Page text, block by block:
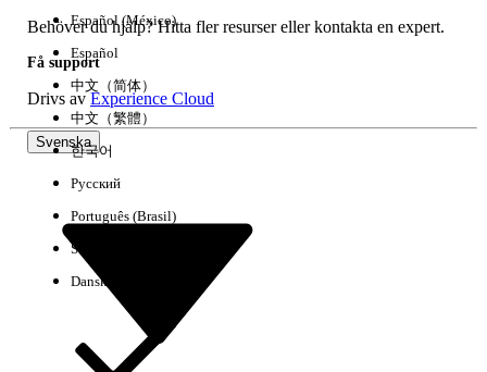
Rensa alla Klart
Behöver du hjälp? Hitta fler resurser eller kontakta en expert.
Få support
Drivs avExperience Cloud
Svenska
Español (México)
Español
中文（简体）
中文（繁體）
한국어
Русский
Português (Brasil)
Suomi
Dansk